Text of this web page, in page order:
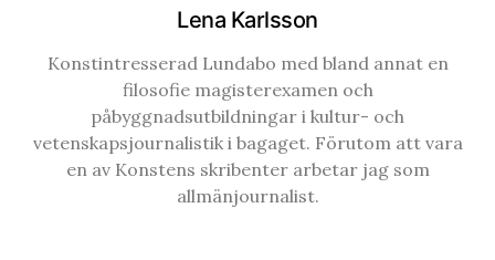
Lena Karlsson
Konstintresserad Lundabo med bland annat en
filosofie magisterexamen och
påbyggnadsutbildningar i kultur- och
vetenskapsjournalistik i bagaget. Förutom att vara
en av Konstens skribenter arbetar jag som
allmänjournalist.